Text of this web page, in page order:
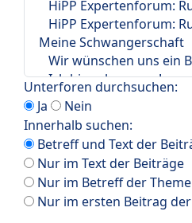
Unterforen durchsuchen:
Ja
Nein
Innerhalb suchen:
Betreff und Text der
Nur im Text der Beiträge
Nur im Betreff der
Nur im ersten Beitrag